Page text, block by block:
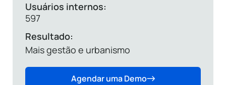
Usuários internos:
597
Resultado:
Mais gestão e urbanismo
Agendar uma Demo